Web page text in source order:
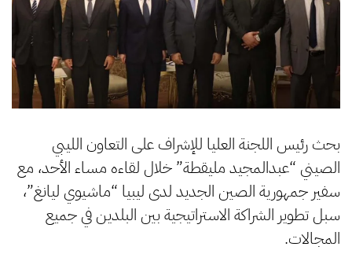
بحث رئيس اللجنة العليا للإشراف على التعاون الليبي
الصيني “عبدالمجيد مليقطة” خلال لقاءه مساء الأحد، مع
سفير جمهورية الصين الجديد لدى ليبيا “ماشيوي ليانغ”،
سبل تطوير الشراكة الاستراتيجية بين البلدين في جميع
المجالات.